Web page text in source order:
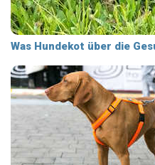
Was Hundekot über die